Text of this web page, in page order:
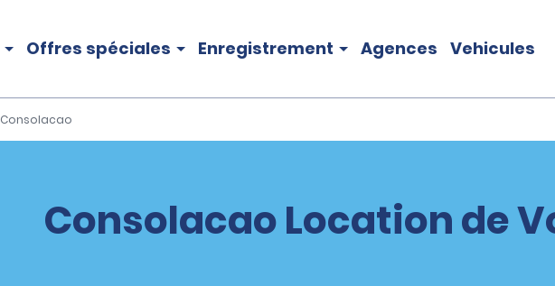
Offres spéciales Enregistrement Agences Vehicules
Consolacao
Consolacao Location de